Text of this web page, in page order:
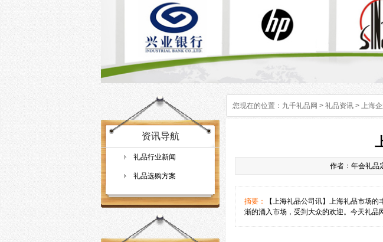
您现在的位置： 九千礼品网 > 礼品资讯 > 上海
资讯导航
礼品行业新闻
礼品选购方案
作者：年会礼
摘要：
【上海礼品公司讯】上海礼品市场
渐的涌入市场，受到大众的欢迎。今天礼品